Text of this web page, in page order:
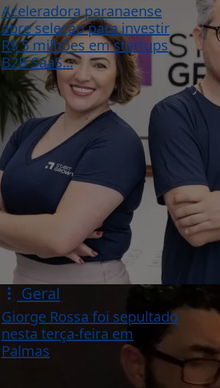
Aceleradora paranaense
abre seleção para investir
R$ 5 milhões em startups
B2B SaaS...
Geral
Giorge Rossa foi sepultado
nesta terça-feira em
Palmas